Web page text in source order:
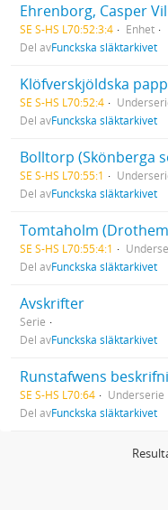
SE S-HS L70:52:3:4
Enhet
Del avFunckska släktarkivet
SE S-HS L70:52:4
Del avFunckska släktarkivet
SE S-HS L70:55:1
Del avFunckska släktarkivet
SE S-HS L70:55:4:1
Del avFunckska släktarkivet
Avskrifter
Serie
Del avFunckska släktarkivet
SE S-HS L70:64
Underserie
Del avFunckska släktarkivet